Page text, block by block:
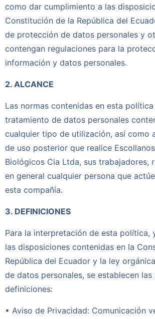
como dar cumplimiento a las
Constitución de la República del
de protección de datos personales y
contengan regulaciones para la
información y datos personales.
2. ALCANCE
Las normas contenidas en esta
tratamiento de datos personales
cualquier tipo de utilización, así como
de uso posterior que realice
Biológicos Cia Ltda, sus trabajadores,
en general cualquier persona que
esta compañía.
3. DEFINICIONES
Para la interpretación de esta política,
las disposiciones contenidas en la
República del Ecuador y la ley
de datos personales, se establecen las
definiciones:
• Aviso de Privacidad: Comunicación